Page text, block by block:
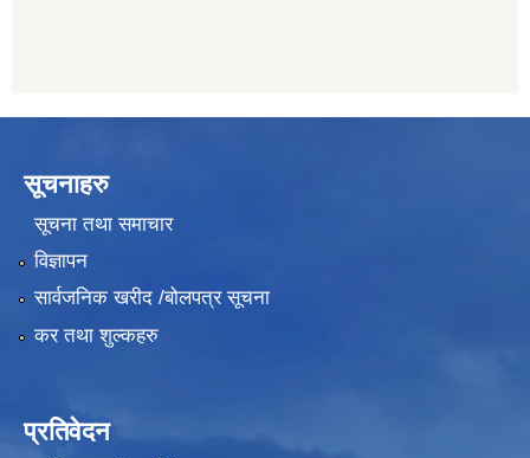
सूचनाहरु
सूचना तथा समाचार
विज्ञापन
सार्वजनिक खरीद /बोलपत्र सूचना
कर तथा शुल्कहरु
प्रतिवेदन